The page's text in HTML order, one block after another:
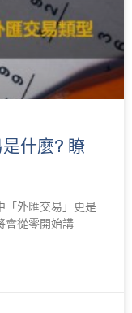
什麼? 瞭
「外匯交易」更是
會從零開始講